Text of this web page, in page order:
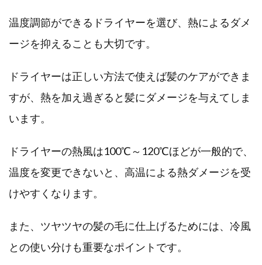
温度調節ができるドライヤーを選び、熱によるダメ
ージを抑えることも大切です。
ドライヤーは正しい方法で使えば髪のケアができま
すが、熱を加え過ぎると髪にダメージを与えてしま
います。
ドライヤーの熱風は100℃～120℃ほどが一般的で、
温度を変更できないと、高温による熱ダメージを受
けやすくなります。
また、ツヤツヤの髪の毛に仕上げるためには、冷風
との使い分けも重要なポイントです。